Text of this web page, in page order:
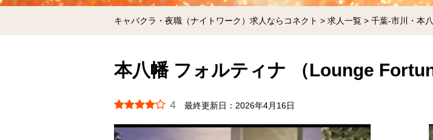
キャバクラ・夜職（ナイトワーク）求人ならコネクト > 求人一覧 > 千葉-市川・本
本八幡 フォルティナ （Lounge
4 最終更新日： 2026年4月16日